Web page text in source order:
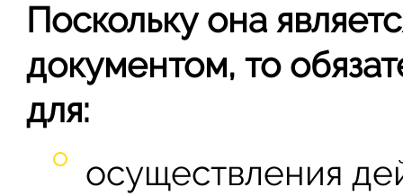
Поскольку она
документом, то
для:
осуществления